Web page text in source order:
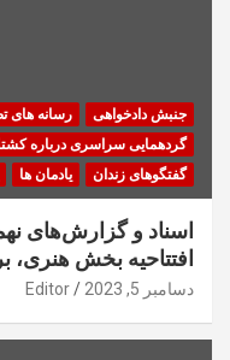
جنبش دادخواهی رسانه های
گردهمایی سراسری درباره
گفتگوهای زندان
یادمان ها
اسناد و گزارش‌های
افتتاحیه بخش هنری، برلین ۲۹
دسامبر 5, 2023 Editor